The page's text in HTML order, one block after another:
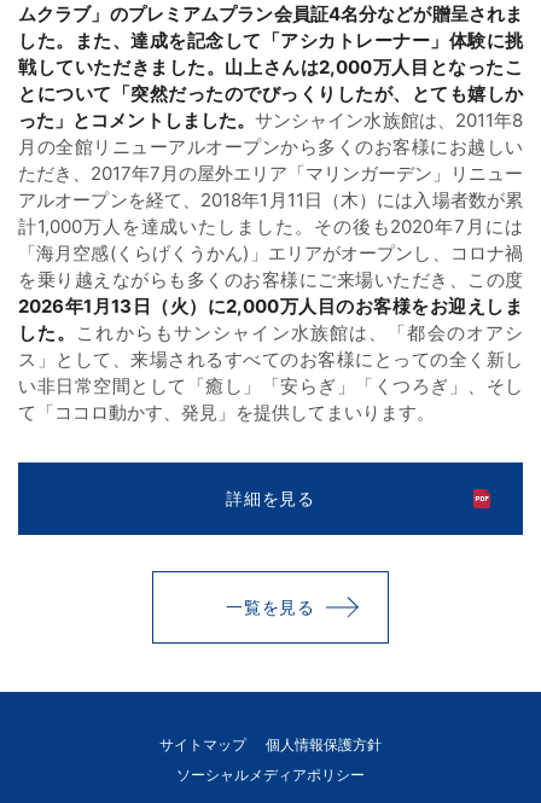
ムクラブ」のプレミアムプラン会員証4名分などが贈呈されま
した。
また、達成を記念して「アシカトレーナー」体験に挑
戦していただきました。山上さんは2,000万人目となったこ
とについて「突然だったのでびっくりしたが、とても嬉しか
った」とコメントしました。 サンシャイン水族館は、2011年8
月の全館リニューアルオープンから多くのお客様にお越しい
ただき、2017年7月の屋外エリア「マリンガーデン」リニュー
アルオープンを経て、2018年1月11日（木）には入場者数が累
計1,000万人を達成いたしました。その後も2020年7月には
「海月空感(くらげくうかん)」エリアがオープンし、コロナ禍
を乗り越えながらも多くのお客様にご来場いただき、この度
2026年1月13日（火）に2,000万人目のお客様をお迎えしま
した。 これからもサンシャイン水族館は、「都会のオアシ
ス」として、来場されるすべてのお客様にとっての全く新し
い非日常空間として「癒し」「安らぎ」「くつろぎ」、そし
て「ココロ動かす、発見」を提供してまいります。
詳細を見る
一覧を見る
サイトマップ
個人情報保護方針
ソーシャルメディアポリシー